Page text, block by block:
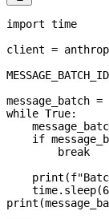
import time
client =
MESSAGE_BATCH_ID
message_batch =
while True:
    if
        break
    print
(f
    time.sleep(
print